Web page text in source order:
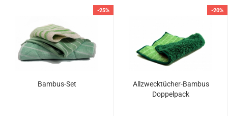
-25%
Bambus-Set
-20%
Allzwecktücher-Bambus
Doppelpack